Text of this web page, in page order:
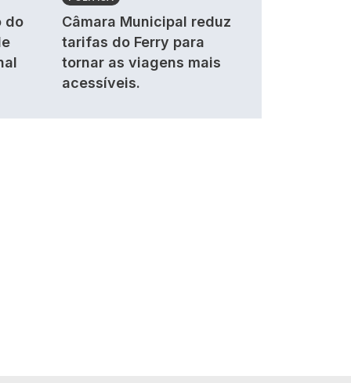
do
Câmara Municipal reduz
tarifas do Ferry para
tornar as viagens mais
acessíveis.